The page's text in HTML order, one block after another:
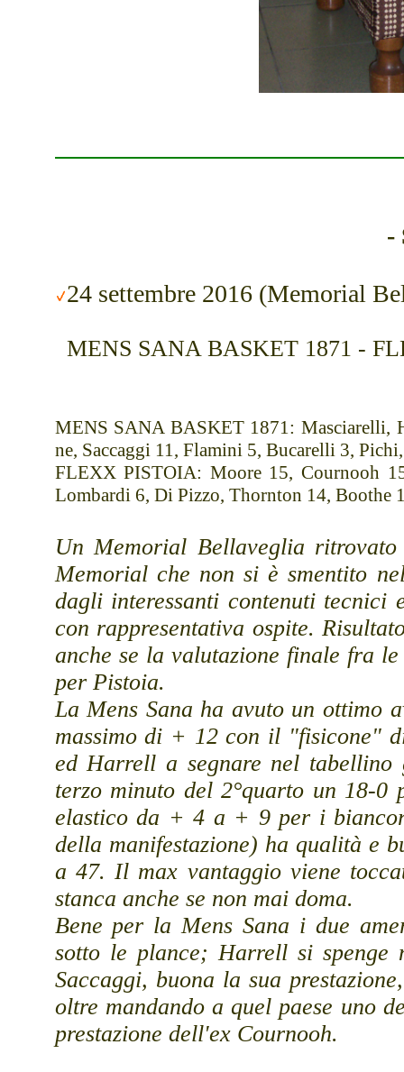
-
24 settembre 2016 (Memorial
MENS SANA BASKET 1871 -
MENS SANA BASKET 1871: Masciarelli,
ne, Saccaggi 11, Flamini 5, Bucarelli 3,
FLEXX PISTOIA: Moore 15, Cournooh
Lombardi 6, Di Pizzo, Thornton 14, Boothe
Un Memorial Bellaveglia
Memorial che non si è smentito
dagli interessanti contenuti tecnici
con rappresentativa ospite.
anche se la valutazione finale fra
per Pistoia.
La Mens Sana ha avuto un ottimo
massimo di + 12 con il "fisicone"
ed Harrell a segnare nel
terzo minuto del 2°quarto un 18-
elastico da + 4 a + 9 per i
della manifestazione) ha qualità e
a 47. Il max vantaggio viene
stanca anche se non mai doma.
Bene per la Mens Sana i due
sotto le plance; Harrell si spenge
Saccaggi, buona la sua
oltre mandando a quel paese uno
prestazione dell'ex Cournooh.